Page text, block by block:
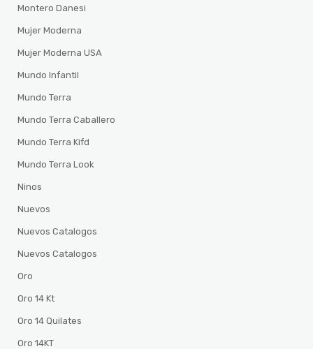
Montero Danesi
Mujer Moderna
Mujer Moderna USA
Mundo Infantil
Mundo Terra
Mundo Terra Caballero
Mundo Terra Kifd
Mundo Terra Look
Ninos
Nuevos
Nuevos Catalogos
Nuevos Catalogos
Oro
Oro 14 Kt
Oro 14 Quilates
Oro 14KT